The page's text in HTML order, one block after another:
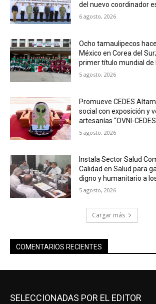
del nuevo coordinador
6 agosto, 2026
Ocho tamaulipecos
México en Corea del
primer título mundial de
5 agosto, 2026
Promueve CEDES
social con exposición y
artesanías “OVNI-
5 agosto, 2026
Instala Sector Salud
Calidad en Salud para
digno y humanitario a
5 agosto, 2026
Cargar más
COMENTARIOS RECIENTES
SELECCIONADAS POR EL EDITOR